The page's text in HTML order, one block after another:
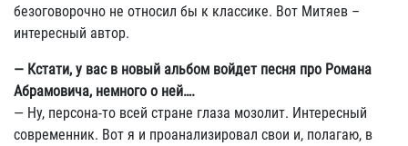
безоговорочно не относил бы к классике. Вот Митяев –
интересный автор.
— Кстати, у вас в новый альбом войдет песня про Романа
Абрамовича, немного о ней….
— Ну, персона-то всей стране глаза мозолит. Интересный
современник. Вот я и проанализировал свои и, полагаю, в